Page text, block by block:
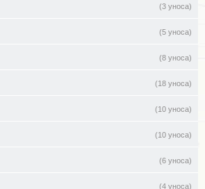
(3 уноса)
(5 уноса)
(8 уноса)
(18 уноса)
(10 уноса)
(10 уноса)
(6 уноса)
(4 уноса)